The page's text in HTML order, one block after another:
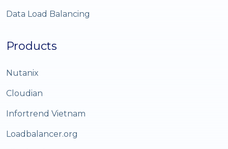
Data Load Balancing
Products
Nutanix
Cloudian
Infortrend Vietnam
Loadbalancer.org